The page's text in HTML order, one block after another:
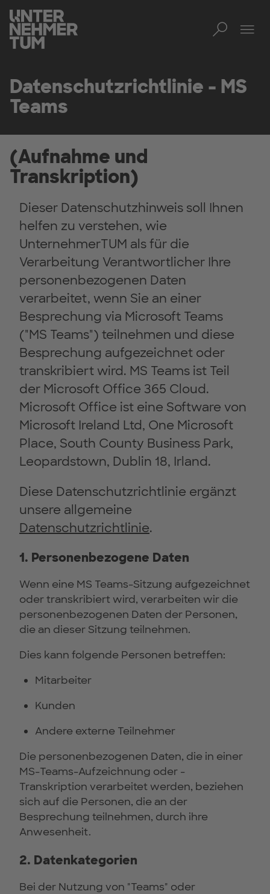
Datenschutzrichtlinie - MS
Teams
(Aufnahme und
Transkription)
Dieser Datenschutzhinweis soll Ihnen
helfen zu verstehen, wie
UnternehmerTUM als für die
Verarbeitung Verantwortlicher Ihre
personenbezogenen Daten
verarbeitet, wenn Sie an einer
Besprechung via Microsoft Teams
("MS Teams") teilnehmen und diese
Besprechung aufgezeichnet oder
transkribiert wird. MS Teams ist Teil
der Microsoft Office 365 Cloud.
Microsoft Office ist eine Software von
Microsoft Ireland Ltd, One Microsoft
Place, South County Business Park,
Leopardstown, Dublin 18, Irland.
Diese Datenschutzrichtlinie ergänzt
unsere allgemeine
Datenschutzrichtlinie.
1. Personenbezogene Daten
Wenn eine MS Teams-Sitzung aufgezeichnet
oder transkribiert wird, verarbeiten wir die
personenbezogenen Daten der Personen,
die an dieser Sitzung teilnehmen.
Dies kann folgende Personen betreffen:
Mitarbeiter
Kunden
Andere externe Teilnehmer
Die personenbezogenen Daten, die in einer
MS-Teams-Aufzeichnung oder -
Transkription verarbeitet werden, beziehen
sich auf die Personen, die an der
Besprechung teilnehmen, durch ihre
Anwesenheit.
2. Datenkategorien
Bei der Nutzung von "Teams" oder